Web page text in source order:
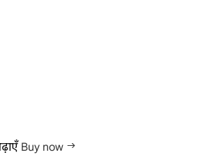
Buy now